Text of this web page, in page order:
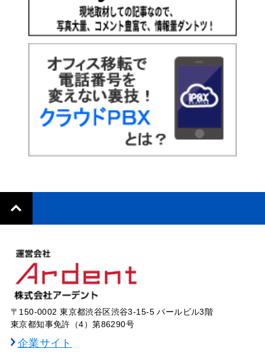
〒150-0002 東京都渋谷区渋谷3-15-5 パールビル3階
東京都知事免許（4）第86290号
企業サイト